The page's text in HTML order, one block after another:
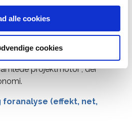
alle cookies
cookies
ikke kun om teknik – men
sikkerhed, udbud,
projektmotor”, der
foranalyse (effekt, net,